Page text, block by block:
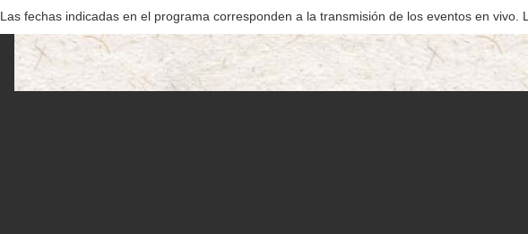
Las fechas indicadas en el programa corresponden a la transmisión de los eventos en